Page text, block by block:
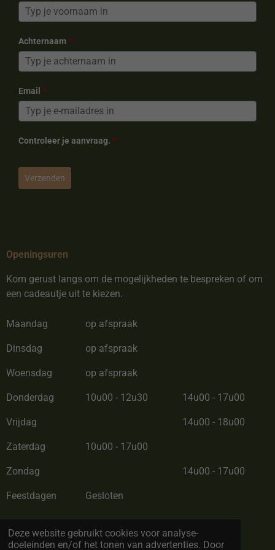
Deze website gebruikt cookies voor analyse-
doeleinden en/of het tonen van advertenties. Door
Achternaam*
Email *
Controleer je aanvraag. *
Verzenden
Openingsuren
Kom gerust langs om de mogelijkheden te bespreken of om
een cadeautje uit te kiezen.
Maandag op afspraak
Dinsdag op afspraak
Woensdag op afspraak
Donderdag 10u00 - 12u30 14u00 - 17u00
Vrijdag 14u00 - 18u00
Zaterdag 10u00 - 17u00
Zondag 14u00 - 17u00
Feestdagen Gesloten